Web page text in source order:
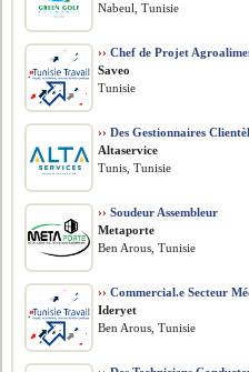
Nabeul, Tunisie
›› Chef de Projet
Saveo
Tunisie
›› Des Gestionnaires
Altaservice
Tunis, Tunisie
›› Soudeur Assembleur
Metaporte
Ben Arous, Tunisie
›› Commercial.e Secteur
Ideryet
Ben Arous, Tunisie